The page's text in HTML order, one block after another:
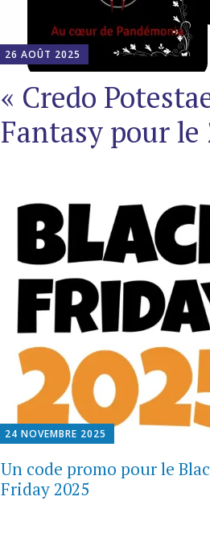
26 AOÛT 2025
« Credo
Fantasy pour le
24 NOVEMBRE 2025
Un code promo pour le
Friday 2025